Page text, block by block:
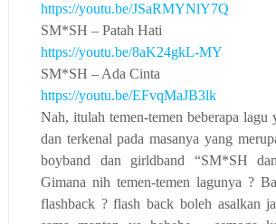
https://youtu.be/JSaRMYNlY7Q
SM*SH – Patah Hati
https://youtu.be/8aK24gkL-MY
SM*SH – Ada Cinta
https://youtu.be/EFvqMaJB3lk
Nah, itulah temen-temen beberapa lagu
dan terkenal pada masanya yang
boyband dan girldband “SM*SH
Gimana nih temen-temen lagunya ?
flashback ? flash back boleh asalkan